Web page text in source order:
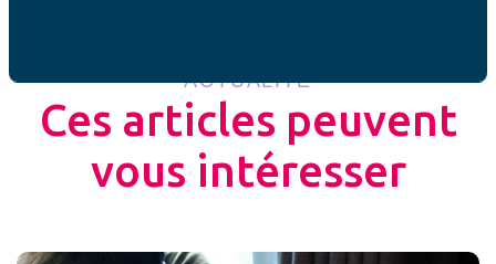
ACTUALITÉ
Ces articles peuvent
vous intéresser